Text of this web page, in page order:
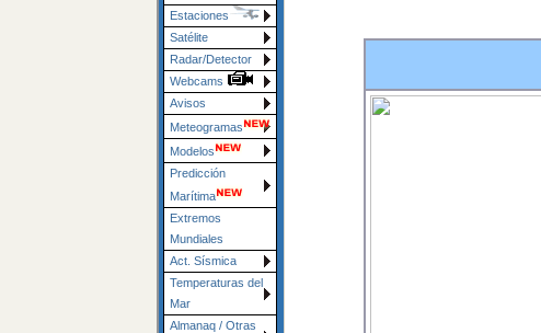
Estaciones
Satélite
Radar/Detector
Webcams
Avisos
Meteogramas
Modelos
Predicción
Marítima
Extremos
Mundiales
Act. Sísmica
Temperaturas del
Mar
Almanaq / Otras